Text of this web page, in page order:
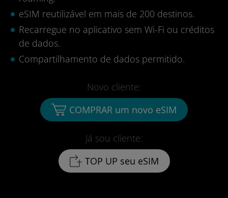
eSIM reutilizável em mais de 200 destinos.
Recarregue no aplicativo sem Wi-Fi ou créditos
de dados.
Compartilhamento de dados permitido.
Já sou cliente:
TOP UP seu eSIM
Novo cliente:
COMPRAR um novo eSIM